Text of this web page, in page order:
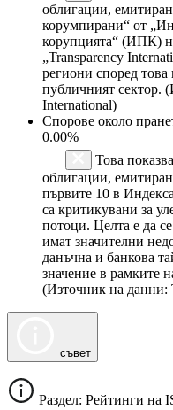
облигации,
корумпирани“ от
корупцията“ (ИПК)
„Transparency
региони според
публичният сектор.
International)
Спорове около
0.00%
Това
облигации,
първите 10 в
са критикувани за
потоци. Целта е да
имат значителни
данъчна и банкова
значение в рамките
(Източник на данни:
съвет
Раздел: Рейтинги на